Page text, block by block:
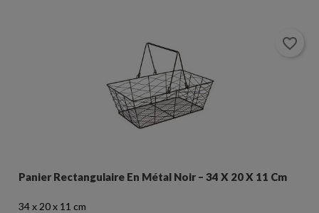
Panier Rectangulaire En Métal Noir – 34 X 20 X 11 Cm
34 x 20 x 11 cm
favorite_border